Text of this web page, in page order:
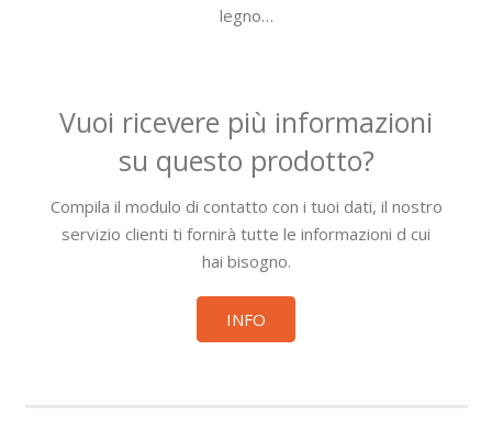
legno…
Vuoi ricevere più informazioni
su questo prodotto?
Compila il modulo di contatto con i tuoi dati, il nostro
servizio clienti ti fornirà tutte le informazioni d cui
hai bisogno.
INFO